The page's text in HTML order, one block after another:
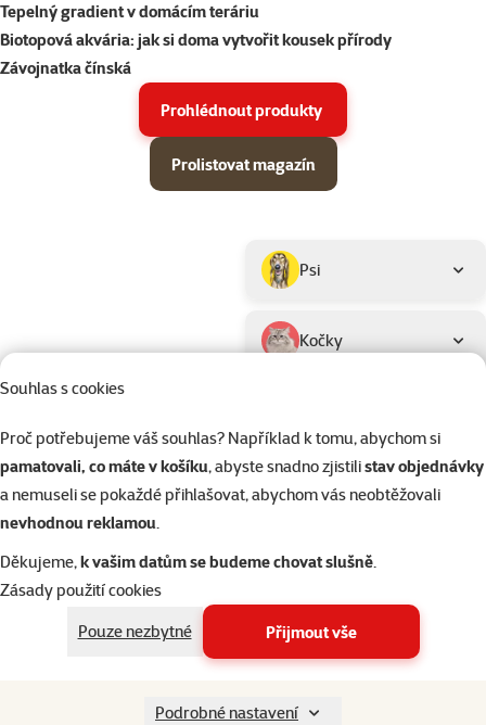
Souhlas s cookies
Proč potřebujeme váš souhlas? Například k tomu, abychom si
pamatovali, co máte v košíku, abyste snadno zjistilistav objednávky
a nemuseli se pokaždé přihlašovat, abychom vás neobtěžovali
nevhodnou reklamou.
Děkujeme,k vašim datům se budeme chovat slušně.
Zásady použití cookies
Pouze nezbytné
Přijmout vše
Podrobné nastavení
Tepelný gradient v domácím teráriu
Biotopová akvária: jak si doma vytvořit kousek přírody
Závojnatka čínská
Prohlédnout produkty
Prolistovat magazín
Podkategorie
Psi
Kočky
Ptáci
Akvaristika
Teraristika
Kategorie